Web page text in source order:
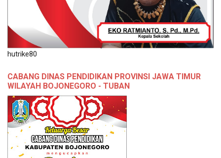
hutrike80
CABANG DINAS PENDIDIKAN PROVINSI JAWA TIMUR
WILAYAH BOJONEGORO - TUBAN